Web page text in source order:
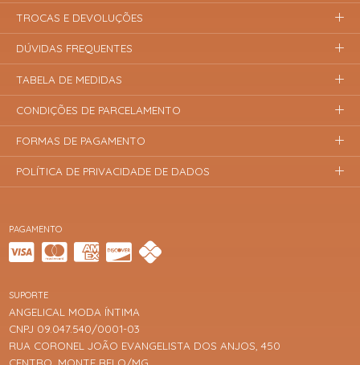
PAGAMENTO
SUPORTE
ANGELICAL MODA ÍNTIMA
CNPJ 09.047.540/0001-03
RUA CORONEL JOÃO EVANGELISTA DOS ANJOS, 450
TROCAS E DEVOLUÇÕES
DÚVIDAS FREQUENTES
TABELA DE MEDIDAS
CONDIÇÕES DE PARCELAMENTO
FORMAS DE PAGAMENTO
POLÍTICA DE PRIVACIDADE DE DADOS